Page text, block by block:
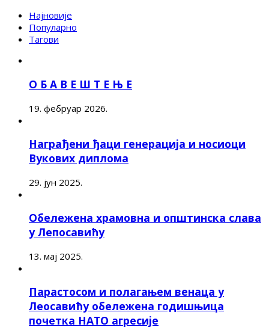
Најновије
Популарно
Тагови
О Б А В Е Ш Т Е Њ Е
19. фебруар 2026.
Награђени ђаци генерација и носиоци
Вукових диплома
29. јун 2025.
Обележена храмовна и општинска слава
у Лепосавићу
13. мај 2025.
Парастосом и полагањем венаца у
Леосавићу обележена годишњица
почетка НАТО агресије